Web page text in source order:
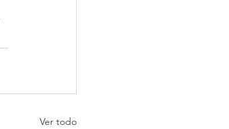
Ver todo